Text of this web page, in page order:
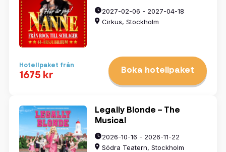
2027-02-06 - 2027-04-18
Cirkus, Stockholm
Hotellpaket från
1675 kr Boka hotellpaket
Legally Blonde – The
Musical
2026-10-16 - 2026-11-22
Södra Teatern, Stockholm